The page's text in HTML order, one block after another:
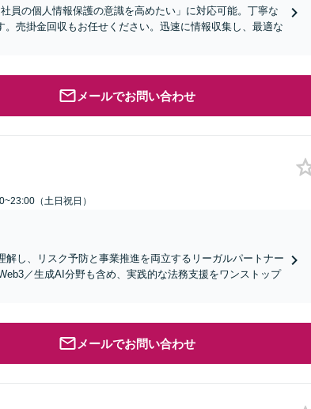
員の個人情報保護の意識を高めたい」に対応可能。丁寧な
売掛金回収もお任せください。迅速に情報収集し、最適な
メールでお問い合わせ
（土日祝日）
解し、リスク予防と事業推進を両立するリーガルパートナー
／生成AI分野も含め、実践的な法務支援をワンストップ
メールでお問い合わせ